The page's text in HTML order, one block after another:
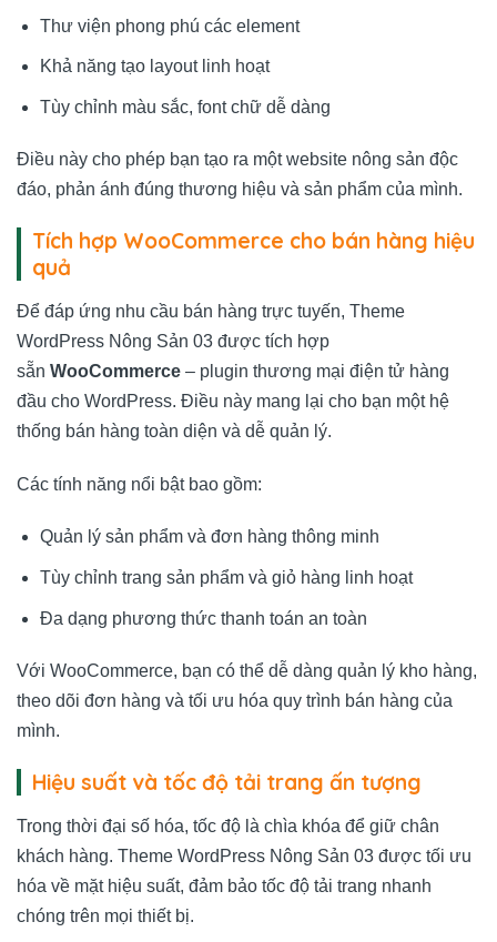
Thư viện phong phú các element
Khả năng tạo layout linh hoạt
Tùy chỉnh màu sắc, font chữ dễ dàng
Điều này cho phép bạn tạo ra một website nông sản độc
đáo, phản ánh đúng thương hiệu và sản phẩm của mình.
Tích hợp WooCommerce cho bán hàng hiệu
quả
Để đáp ứng nhu cầu bán hàng trực tuyến, Theme
WordPress Nông Sản 03 được tích hợp
sẵn WooCommerce – plugin thương mại điện tử hàng
đầu cho WordPress. Điều này mang lại cho bạn một hệ
thống bán hàng toàn diện và dễ quản lý.
Các tính năng nổi bật bao gồm:
Quản lý sản phẩm và đơn hàng thông minh
Tùy chỉnh trang sản phẩm và giỏ hàng linh hoạt
Đa dạng phương thức thanh toán an toàn
Với WooCommerce, bạn có thể dễ dàng quản lý kho hàng,
theo dõi đơn hàng và tối ưu hóa quy trình bán hàng của
mình.
Hiệu suất và tốc độ tải trang ấn tượng
Trong thời đại số hóa, tốc độ là chìa khóa để giữ chân
khách hàng. Theme WordPress Nông Sản 03 được tối ưu
hóa về mặt hiệu suất, đảm bảo tốc độ tải trang nhanh
chóng trên mọi thiết bị.